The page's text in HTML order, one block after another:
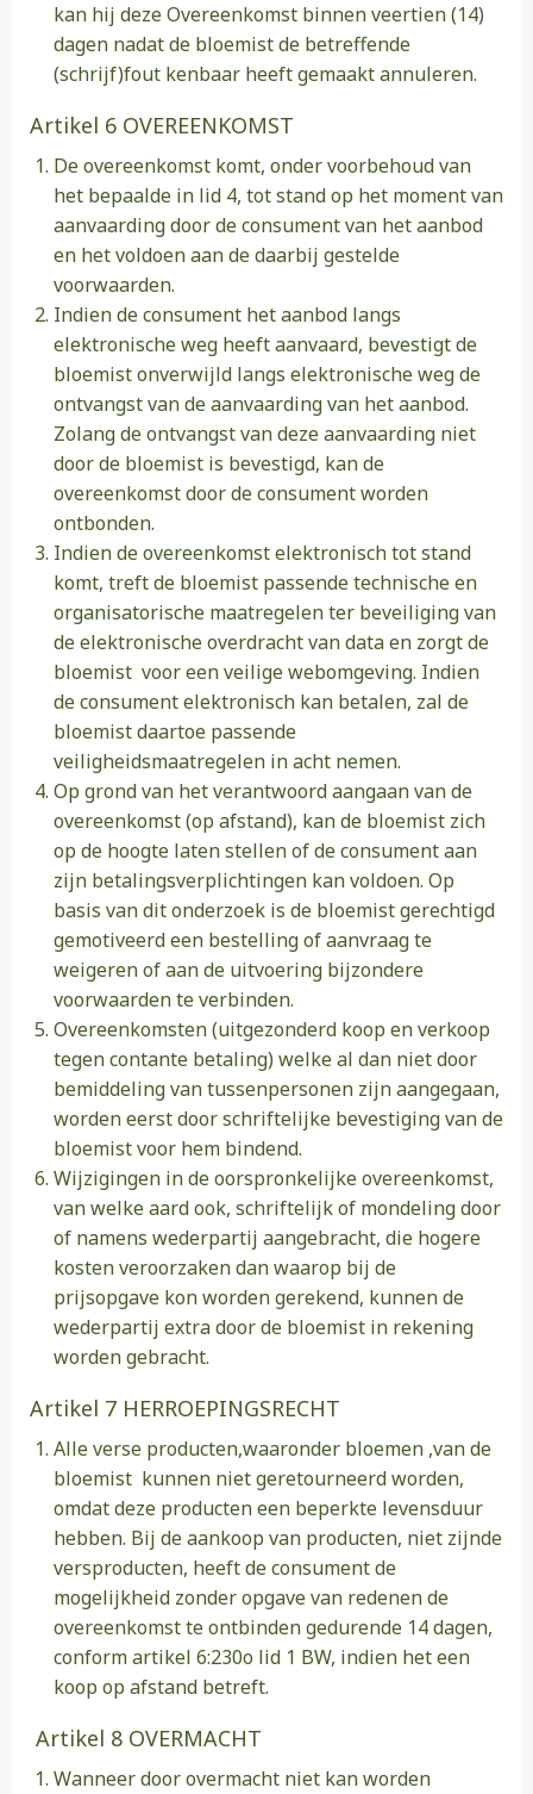
kan hij deze Overeenkomst binnen veertien (14)
dagen nadat de bloemist de betreffende
(schrijf)fout kenbaar heeft gemaakt annuleren.
Artikel 6 OVEREENKOMST
De overeenkomst komt, onder voorbehoud van
het bepaalde in lid 4, tot stand op het moment van
aanvaarding door de consument van het aanbod
en het voldoen aan de daarbij gestelde
voorwaarden.
Indien de consument het aanbod langs
elektronische weg heeft aanvaard, bevestigt de
bloemist onverwijld langs elektronische weg de
ontvangst van de aanvaarding van het aanbod.
Zolang de ontvangst van deze aanvaarding niet
door de bloemist is bevestigd, kan de
overeenkomst door de consument worden
ontbonden.
Indien de overeenkomst elektronisch tot stand
komt, treft de bloemist passende technische en
organisatorische maatregelen ter beveiliging van
de elektronische overdracht van data en zorgt de
bloemist voor een veilige webomgeving. Indien
de consument elektronisch kan betalen, zal de
bloemist daartoe passende
veiligheidsmaatregelen in acht nemen.
Op grond van het verantwoord aangaan van de
overeenkomst (op afstand), kan de bloemist zich
op de hoogte laten stellen of de consument aan
zijn betalingsverplichtingen kan voldoen. Op
basis van dit onderzoek is de bloemist gerechtigd
gemotiveerd een bestelling of aanvraag te
weigeren of aan de uitvoering bijzondere
voorwaarden te verbinden.
Overeenkomsten (uitgezonderd koop en verkoop
tegen contante betaling) welke al dan niet door
bemiddeling van tussenpersonen zijn aangegaan,
worden eerst door schriftelijke bevestiging van de
bloemist voor hem bindend.
Wijzigingen in de oorspronkelijke overeenkomst,
van welke aard ook, schriftelijk of mondeling door
of namens wederpartij aangebracht, die hogere
kosten veroorzaken dan waarop bij de
prijsopgave kon worden gerekend, kunnen de
wederpartij extra door de bloemist in rekening
worden gebracht.
Artikel 7 HERROEPINGSRECHT
Alle verse producten,waaronder bloemen ,van de
bloemist kunnen niet geretourneerd worden,
omdat deze producten een beperkte levensduur
hebben. Bij de aankoop van producten, niet zijnde
versproducten, heeft de consument de
mogelijkheid zonder opgave van redenen de
overeenkomst te ontbinden gedurende 14 dagen,
conform artikel 6:230o lid 1 BW, indien het een
koop op afstand betreft.
Artikel 8 OVERMACHT
Wanneer door overmacht niet kan worden